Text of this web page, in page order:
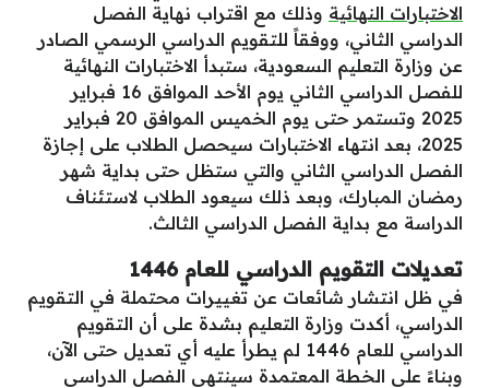
الاختبارات النهائية وذلك مع اقتراب نهاية الفصل
الدراسي الثاني، ووفقاً للتقويم الدراسي الرسمي الصادر
عن وزارة التعليم السعودية، ستبدأ الاختبارات النهائية
للفصل الدراسي الثاني يوم الأحد الموافق 16 فبراير
2025 وتستمر حتى يوم الخميس الموافق 20 فبراير
2025، بعد انتهاء الاختبارات سيحصل الطلاب على إجازة
الفصل الدراسي الثاني والتي ستظل حتى بداية شهر
رمضان المبارك، وبعد ذلك سيعود الطلاب لاستئناف
الدراسة مع بداية الفصل الدراسي الثالث.
تعديلات التقويم الدراسي للعام 1446
في ظل انتشار شائعات عن تغييرات محتملة في التقويم
الدراسي، أكدت وزارة التعليم بشدة على أن التقويم
الدراسي للعام 1446 لم يطرأ عليه أي تعديل حتى الآن،
وبناءً على الخطة المعتمدة سينتهي الفصل الدراسي